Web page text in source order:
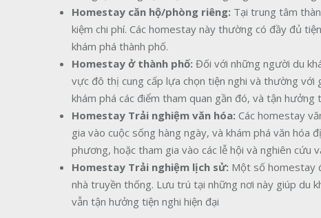
Homestay căn hộ/phòng riêng: Tại trung tâm
kiệm chi phí. Các homestay này thường có đầy đủ
khám phá thành phố.
Homestay ở thành phố: Đối với những người du
vực đô thị cung cấp lựa chọn tiện nghi và thường với
khám phá các điểm tham quan gần đó, và tận
Homestay Trải nghiệm văn hóa: Các homestay
gia vào cuộc sống hàng ngày, và khám phá văn hóa
phương, hoặc tham gia vào các lễ hội và nghiên cứu
Homestay Trải nghiệm lịch sử: Một số homestay
nhà truyền thống. Lưu trú tại những nơi này giúp du
vẫn tận hưởng tiện nghi hiện đại